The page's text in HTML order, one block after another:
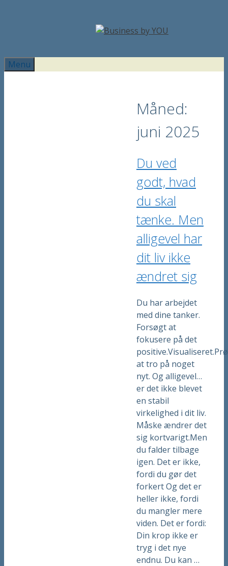
Menu
Måned:
juni 2025
Du ved
godt, hvad
du skal
tænke. Men
alligevel har
dit liv ikke
ændret sig
Du har arbejdet
med dine tanker.
Forsøgt at
fokusere på det
at tro på noget
nyt. Og alligevel…
er det ikke blevet
en stabil
virkelighed i dit liv.
Måske ændrer det
sig kortvarigt.Men
du falder tilbage
igen. Det er ikke,
fordi du gør det
forkert Og det er
heller ikke, fordi
du mangler mere
viden. Det er fordi:
Din krop ikke er
tryg i det nye
endnu. Du kan …